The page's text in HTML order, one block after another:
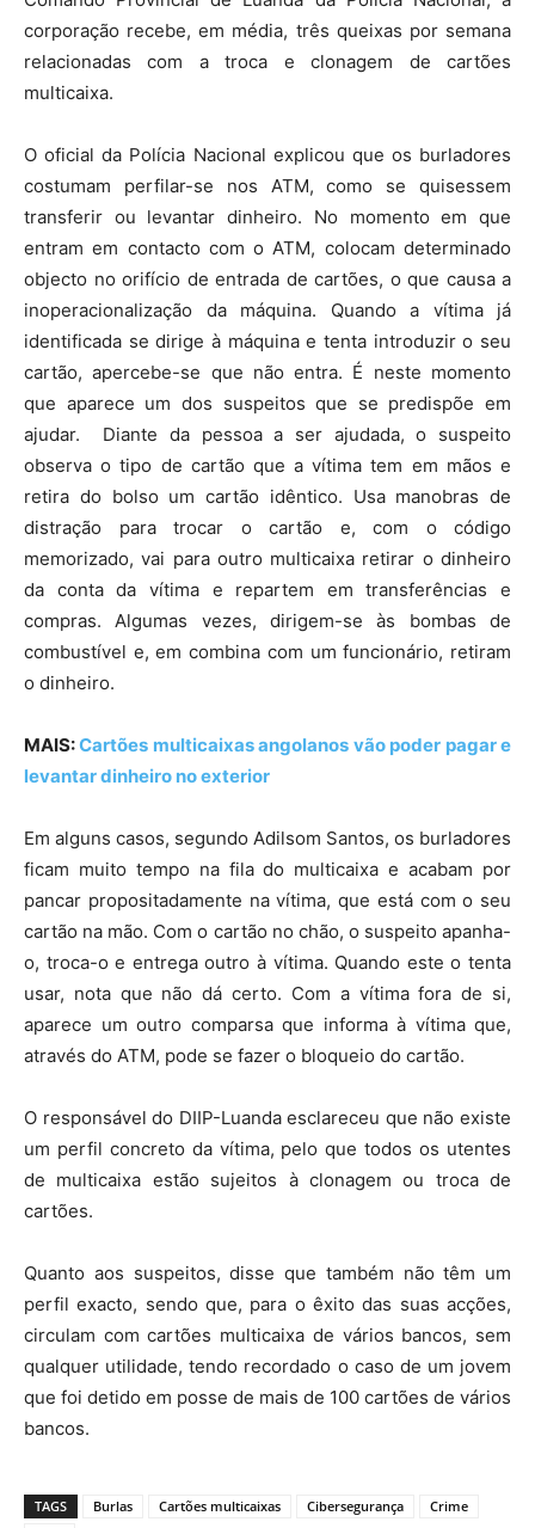
corporação recebe, em média, três queixas por semana
relacionadas com a troca e clonagem de cartões
multicaixa.
O oficial da Polícia Nacional explicou que os burladores
costumam perfilar-se nos ATM, como se quisessem
transferir ou levantar dinheiro. No momento em que
entram em contacto com o ATM, colocam determinado
objecto no orifício de entrada de cartões, o que causa a
inoperacionalização da máquina. Quando a vítima já
identificada se dirige à máquina e tenta introduzir o seu
cartão, apercebe-se que não entra. É neste momento
que aparece um dos suspeitos que se predispõe em
ajudar. Diante da pessoa a ser ajudada, o suspeito
observa o tipo de cartão que a vítima tem em mãos e
retira do bolso um cartão idêntico. Usa manobras de
distração para trocar o cartão e, com o código
memorizado, vai para outro multicaixa retirar o dinheiro
da conta da vítima e repartem em transferências e
compras. Algumas vezes, dirigem-se às bombas de
combustível e, em combina com um funcionário, retiram
o dinheiro.
MAIS:Cartões multicaixas angolanos vão poder pagar e
levantar dinheiro no exterior
Em alguns casos, segundo Adilsom Santos, os burladores
ficam muito tempo na fila do multicaixa e acabam por
pancar propositadamente na vítima, que está com o seu
cartão na mão. Com o cartão no chão, o suspeito apanha-
o, troca-o e entrega outro à vítima. Quando este o tenta
usar, nota que não dá certo. Com a vítima fora de si,
aparece um outro comparsa que informa à vítima que,
através do ATM, pode se fazer o bloqueio do cartão.
O responsável do DIIP-Luanda esclareceu que não existe
um perfil concreto da vítima, pelo que todos os utentes
de multicaixa estão sujeitos à clonagem ou troca de
cartões.
Quanto aos suspeitos, disse que também não têm um
perfil exacto, sendo que, para o êxito das suas acções,
circulam com cartões multicaixa de vários bancos, sem
qualquer utilidade, tendo recordado o caso de um jovem
que foi detido em posse de mais de 100 cartões de vários
bancos.
TAGS Burlas Cartões multicaixas Cibersegurança
Crime